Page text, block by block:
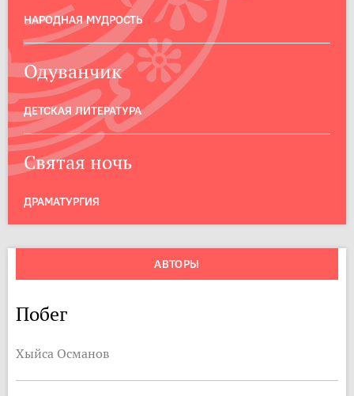
НАРОДНАЯ МУДРОСТЬ
Одуванчик
ДЕТСКАЯ ЛИТЕРАТУРА
Святая ночь
ДРАМАТУРГИЯ
АВТОРЫ
Побег
Хыйса Османов